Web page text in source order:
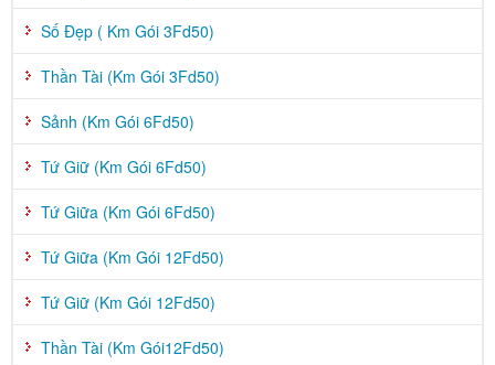
Số Đẹp ( Km Gói 3Fd50)
Thần Tài (Km Gói 3Fd50)
Sảnh (Km Gói 6Fd50)
Tứ Giữ (Km Gói 6Fd50)
Tứ Giữa (Km Gói 6Fd50)
Tứ Giữa (Km Gói 12Fd50)
Tứ Giữ (Km Gói 12Fd50)
Thần Tài (Km Gói12Fd50)